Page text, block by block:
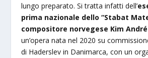
lungo preparato. Si tratta infatti dell’
prima nazionale dello “Stabat
compositore norvegese Kim
un’opera nata nel 2020 su
di Haderslev in Danimarca, con un